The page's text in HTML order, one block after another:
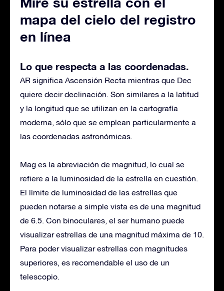
mapa del cielo del registro
en línea
Lo que respecta a las coordenadas.
AR significa Ascensión Recta mientras que Dec
quiere decir declinación. Son similares a la latitud
y la longitud que se utilizan en la cartografía
moderna, sólo que se emplean particularmente a
las coordenadas astronómicas.
Mag es la abreviación de magnitud, lo cual se
refiere a la luminosidad de la estrella en cuestión.
El límite de luminosidad de las estrellas que
pueden notarse a simple vista es de una magnitud
de 6.5. Con binoculares, el ser humano puede
visualizar estrellas de una magnitud máxima de 10.
Para poder visualizar estrellas con magnitudes
superiores, es recomendable el uso de un
telescopio.